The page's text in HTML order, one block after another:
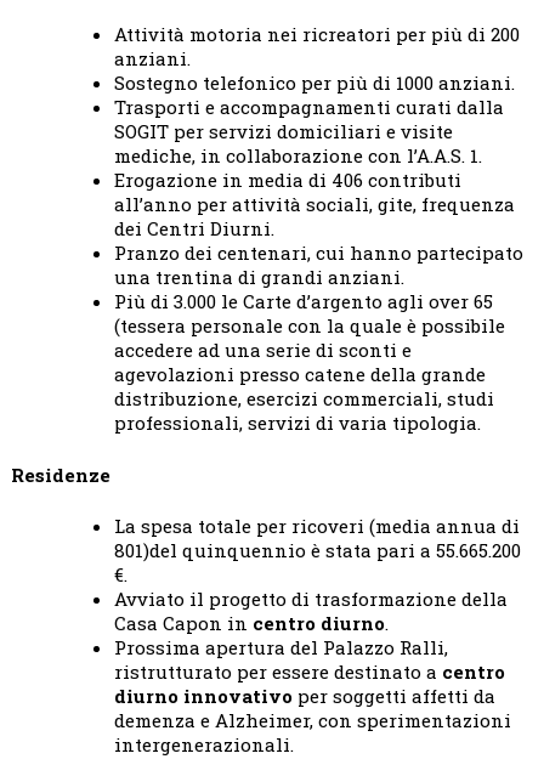
Attività motoria nei ricreatori per più di 200
anziani.
Sostegno telefonico per più di 1000 anziani.
Trasporti e accompagnamenti curati dalla
SOGIT per servizi domiciliari e visite
mediche, in collaborazione con l’A.A.S. 1.
Erogazione in media di 406 contributi
all’anno per attività sociali, gite, frequenza
dei Centri Diurni.
Pranzo dei centenari, cui hanno partecipato
una trentina di grandi anziani.
Più di 3.000 le Carte d’argento agli over 65
(tessera personale con la quale è possibile
accedere ad una serie di sconti e
agevolazioni presso catene della grande
distribuzione, esercizi commerciali, studi
professionali, servizi di varia tipologia.
Residenze
La spesa totale per ricoveri (media annua di
801)del quinquennio è stata pari a 55.665.200
€.
Avviato il progetto di trasformazione della
Casa Capon in centro diurno.
Prossima apertura del Palazzo Ralli,
ristrutturato per essere destinato a centro
diurno innovativo per soggetti affetti da
demenza e Alzheimer, con sperimentazioni
intergenerazionali.